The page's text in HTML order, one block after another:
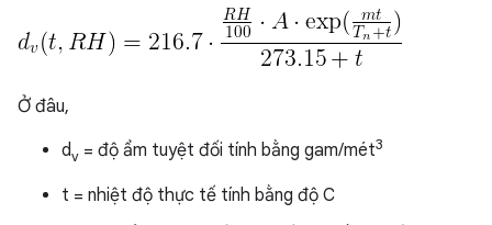
Ở đâu,
dv = độ ẩm tuyệt đối tính bằng gam/mét3
t = nhiệt độ thực tế tính bằng độ C